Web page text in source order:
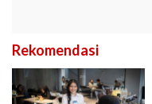
Rekomendasi